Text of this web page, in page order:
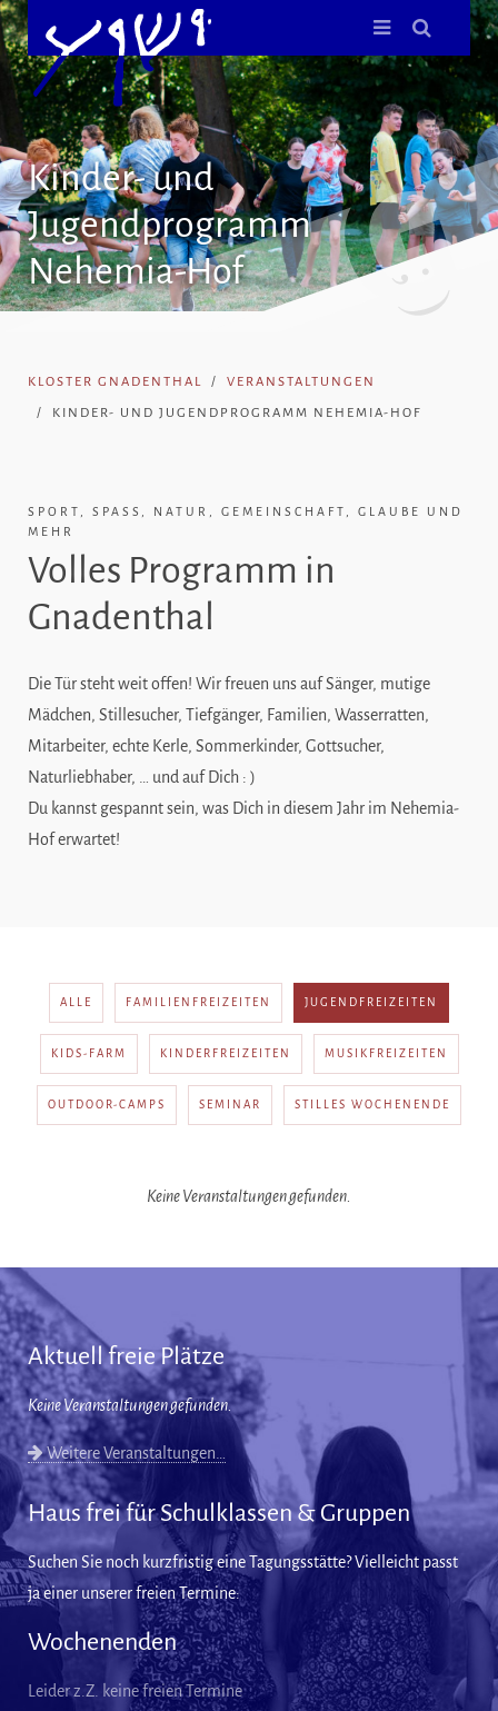
Kinder- und
Jugendprogramm
Nehemia-Hof
KLOSTER GNADENTHAL VERANSTALTUNGEN
KINDER- UND JUGENDPROGRAMM NEHEMIA-HOF
SPORT, SPASS, NATUR, GEMEINSCHAFT, GLAUBE UND M
EHR
Volles Programm in
Gnadenthal
Die Tür steht weit offen! Wir freuen uns auf Sänger, mutige
Mädchen, Stillesucher, Tiefgänger, Familien, Wasserratten,
Mitarbeiter, echte Kerle, Sommerkinder, Gottsucher,
Naturliebhaber, … und auf Dich : )
Du kannst gespannt sein, was Dich in diesem Jahr im Nehemia-
Hof erwartet!
ALLE FAMILIENFREIZEITEN JUGENDFREIZEITEN
KIDS-FARM KINDERFREIZEITEN MUSIKFREIZEITEN
OUTDOOR-CAMPS SEMINAR STILLES WOCHENENDE
Keine Veranstaltungen gefunden.
Aktuell freie Plätze
Keine Veranstaltungen gefunden.
Weitere Veranstaltungen…
Haus frei für Schulklassen & Gruppen
Suchen Sie noch kurzfristig eine Tagungsstätte? Vielleicht passt
ja einer unserer freien Termine:
Wochenenden
Leider z.Z. keine freien Termine